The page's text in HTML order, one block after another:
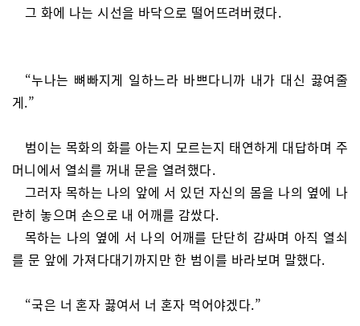
그 화에 나는 시선을 바닥으로 떨어뜨려버렸다.
“누나는 뼈빠지게 일하느라 바쁘다니까 내가 대신 끓여줄
게.”
범이는 목화의 화를 아는지 모르는지 태연하게 대답하며 주
머니에서 열쇠를 꺼내 문을 열려했다.
그러자 목하는 나의 앞에 서 있던 자신의 몸을 나의 옆에 나
란히 놓으며 손으로 내 어깨를 감쌌다.
목하는 나의 옆에 서 나의 어깨를 단단히 감싸며 아직 열쇠
를 문 앞에 가져다대기까지만 한 범이를 바라보며 말했다.
“국은 너 혼자 끓여서 너 혼자 먹어야겠다.”